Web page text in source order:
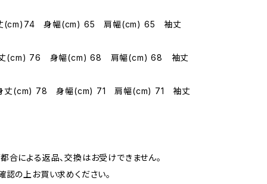
丈(cm)74 身幅(cm) 65 肩幅(cm) 65 袖丈
丈(cm) 76 身幅(cm) 68 肩幅(cm) 68 袖丈
身丈(cm) 78 身幅(cm) 71 肩幅(cm) 71 袖丈
合による返品、交換はお受けできません。
認の上お買い求めください。